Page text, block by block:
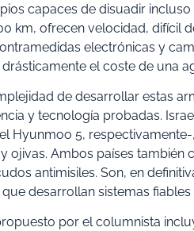
capaces de disuadir
km, ofrecen velocidad, difícil
electrónicas y
el coste de una
de desarrollar estas
y tecnología probadas.
Hyunmoo 5,
ojivas. Ambos países
antimisiles. Son, en
desarrollan sistemas
por el columnista